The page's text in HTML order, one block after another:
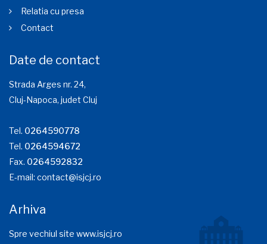
Relatia cu presa
Contact
Date de contact
Strada Arges nr. 24,
Cluj-Napoca, judet Cluj
Tel. 0264590778
Tel. 0264594672
Fax. 0264592832
E-mail: contact@isjcj.ro
Arhiva
Spre vechiul site www.isjcj.ro